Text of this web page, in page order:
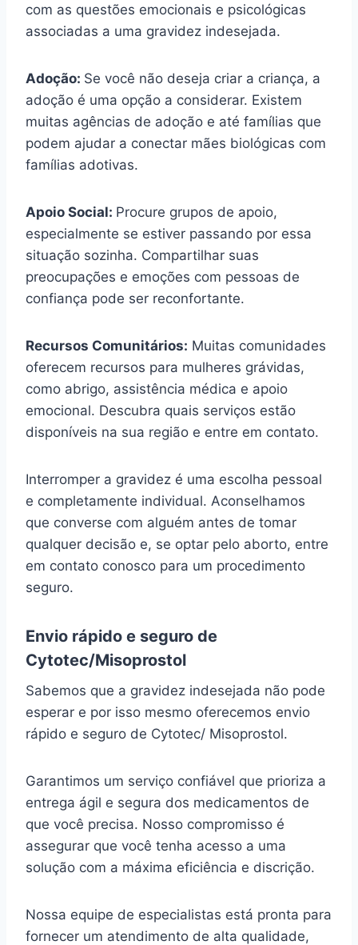
com as questões emocionais e psicológicas
associadas a uma gravidez indesejada.
Adoção: Se você não deseja criar a criança, a
adoção é uma opção a considerar. Existem
muitas agências de adoção e até famílias que
podem ajudar a conectar mães biológicas com
famílias adotivas.
Apoio Social: Procure grupos de apoio,
especialmente se estiver passando por essa
situação sozinha. Compartilhar suas
preocupações e emoções com pessoas de
confiança pode ser reconfortante.
Recursos Comunitários: Muitas comunidades
oferecem recursos para mulheres grávidas,
como abrigo, assistência médica e apoio
emocional. Descubra quais serviços estão
disponíveis na sua região e entre em contato.
Interromper a gravidez é uma escolha pessoal
e completamente individual. Aconselhamos
que converse com alguém antes de tomar
qualquer decisão e, se optar pelo aborto, entre
em contato conosco para um procedimento
seguro.
Envio rápido e seguro de
Cytotec/Misoprostol
Sabemos que a gravidez indesejada não pode
esperar e por isso mesmo oferecemos envio
rápido e seguro de Cytotec/ Misoprostol.
Garantimos um serviço confiável que prioriza a
entrega ágil e segura dos medicamentos de
que você precisa. Nosso compromisso é
assegurar que você tenha acesso a uma
solução com a máxima eficiência e discrição.
Nossa equipe de especialistas está pronta para
fornecer um atendimento de alta qualidade,